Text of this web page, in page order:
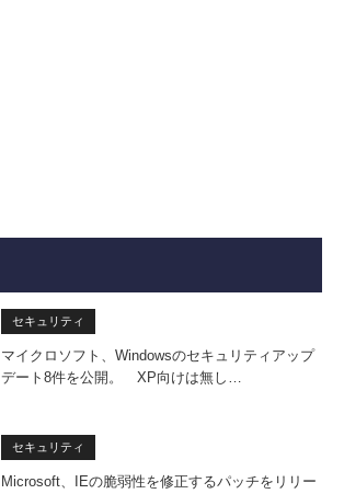
セキュリティ
マイクロソフト、Windowsのセキュリティアップ
デート8件を公開。 XP向けは無し…
セキュリティ
Microsoft、IEの脆弱性を修正するパッチをリリー